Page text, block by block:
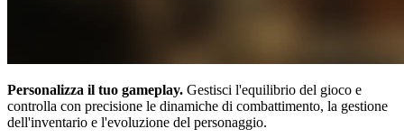
Personalizza il tuo gameplay. Gestisci l'equilibrio del gioco e
controlla con precisione le dinamiche di combattimento, la gestione
dell'inventario e l'evoluzione del personaggio.